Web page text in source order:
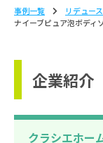
事例一覧 リデュース
ナイーブピュア泡ボディ
企業紹介
クラシエホー